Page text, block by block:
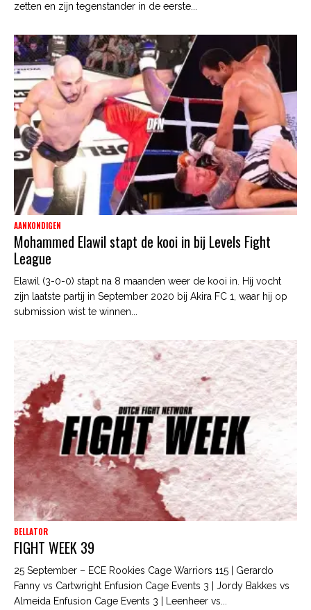
zetten en zijn tegenstander in de eerste...
AANKONDIGEN
Mohammed Elawil stapt de kooi in bij Levels Fight
League
Elawil (3-0-0) stapt na 8 maanden weer de kooi in. Hij vocht
zijn laatste partij in September 2020 bij Akira FC 1, waar hij op
submission wist te winnen...
BELLATOR
FIGHT WEEK 39
25 September – ECE Rookies Cage Warriors 115 | Gerardo
Fanny vs Cartwright Enfusion Cage Events 3 | Jordy Bakkes vs
Almeida Enfusion Cage Events 3 | Leenheer vs...